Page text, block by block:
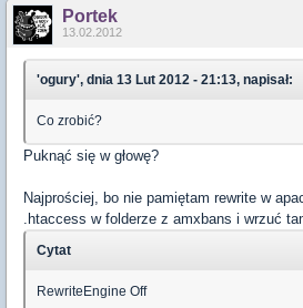
Portek
13.02.2012
'ogury', dnia 13 Lut 2012 - 21:13, napisał:
Co zrobić?
Puknąć się w głowę?
Najprościej, bo nie pamiętam rewrite w
.htaccess w folderze z amxbans i wrzuć
Cytat
RewriteEngine Off